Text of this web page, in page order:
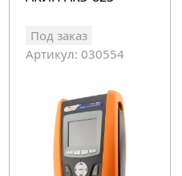
Под заказ
Артикул: 030554